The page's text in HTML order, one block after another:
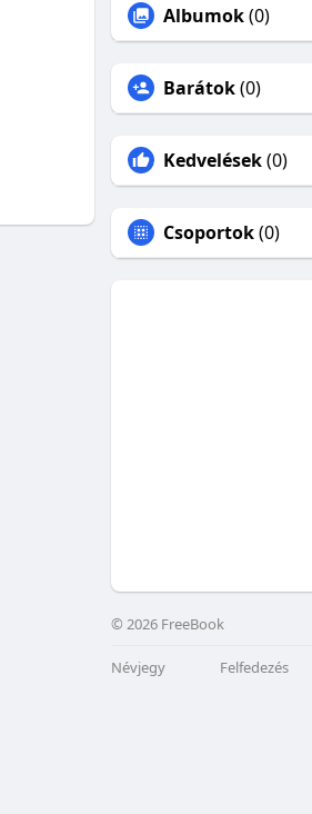
Albumok(0)
Barátok(0)
Kedvelések(0)
Csoportok(0)
© 2026 FreeBook
Névjegy Felfedezés